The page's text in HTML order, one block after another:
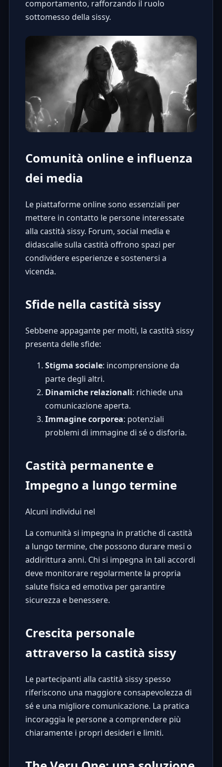
comportamento, rafforzando il ruolo
sottomesso della sissy.
Comunità online e influenza
dei media
Le piattaforme online sono essenziali per
mettere in contatto le persone interessate
alla castità sissy. Forum, social media e
didascalie sulla castità offrono spazi per
condividere esperienze e sostenersi a
vicenda.
Sfide nella castità sissy
Sebbene appagante per molti, la castità sissy
presenta delle sfide:
Stigma sociale: incomprensione da
parte degli altri.
Dinamiche relazionali: richiede una
comunicazione aperta.
Immagine corporea: potenziali
problemi di immagine di sé o disforia.
Castità permanente e
Impegno a lungo termine
Alcuni individui nel
La comunità si impegna in pratiche di castità
a lungo termine, che possono durare mesi o
addirittura anni. Chi si impegna in tali accordi
deve monitorare regolarmente la propria
salute fisica ed emotiva per garantire
sicurezza e benessere.
Crescita personale
attraverso la castità sissy
Le partecipanti alla castità sissy spesso
riferiscono una maggiore consapevolezza di
sé e una migliore comunicazione. La pratica
incoraggia le persone a comprendere più
chiaramente i propri desideri e limiti.